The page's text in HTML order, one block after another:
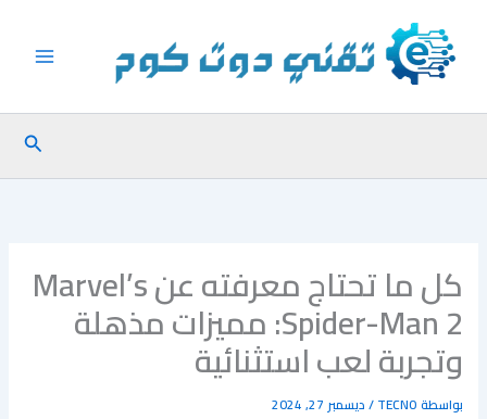
المحتوى
البحث
كل ما تحتاج معرفته عن Marvel’s
Spider-Man 2: مميزات مذهلة
وتجربة لعب استثنائية
بواسطةTECNO
/ديسمبر 27, 2024